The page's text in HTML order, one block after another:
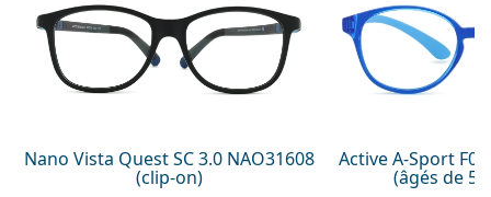
Nano Vista Quest SC 3.0 NAO31608
(clip-on)
Active A-Sport
(âgés de 5